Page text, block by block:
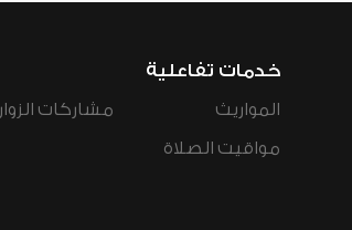
خدمات تفاعلية
المواريث
مواقيت الصلاة
مشاركات الزوار